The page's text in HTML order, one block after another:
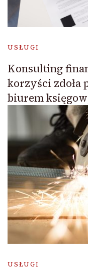
USŁUGI
Konsulting
korzyści zdoła
biurem
USŁUGI